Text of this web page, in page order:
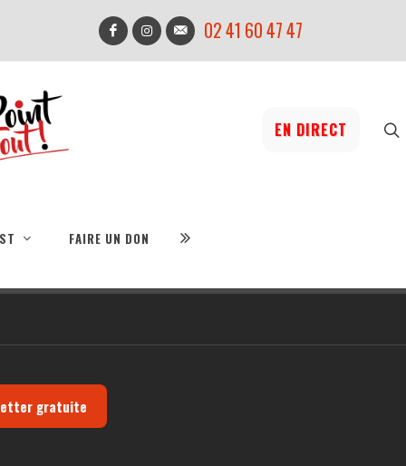
02 41 60 47 47
EN DIRECT
FAIRE UN DON
gratuite